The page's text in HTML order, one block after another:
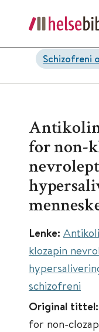
Schizofreni
for non-
Lenke:
klozapin
schizofreni
Original tittel:
for non-